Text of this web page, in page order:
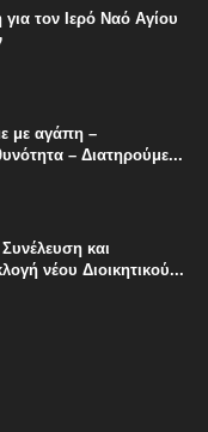
τον Ιερό Ναό Αγίου
με αγάπη –
– Διατηρούμε...
και
νέου Διοικητικού...